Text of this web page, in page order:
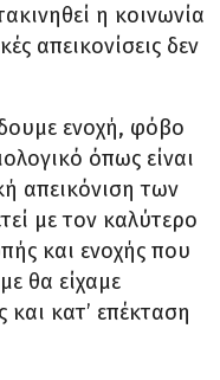
η κοινωνία
απεικονίσεις δεν
ενοχή, φόβο
όπως είναι
απεικόνιση των
με τον καλύτερο
και ενοχής που
θα είχαμε
και κατ’ επέκταση